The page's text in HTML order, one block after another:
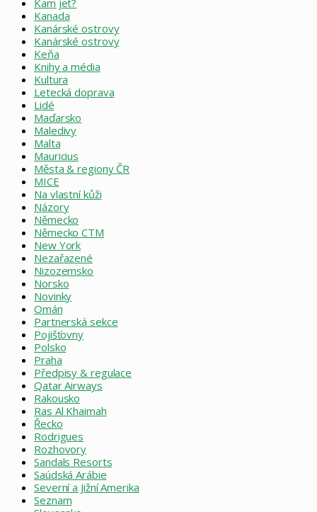
Kam jet?
Kanada
Kanárské ostrovy
Kanárské ostrovy
Keňa
Knihy a média
Kultura
Letecká doprava
Lidé
Maďarsko
Maledivy
Malta
Mauricius
Města & regiony ČR
MICE
Na vlastní kůži
Názory
Německo
Německo CTM
New York
Nezařazené
Nizozemsko
Norsko
Novinky
Omán
Partnerská sekce
Pojišťovny
Polsko
Praha
Předpisy & regulace
Qatar Airways
Rakousko
Ras Al Khaimah
Řecko
Rodrigues
Rozhovory
Sandals Resorts
Saúdská Arábie
Severní a Jižní Amerika
Seznam